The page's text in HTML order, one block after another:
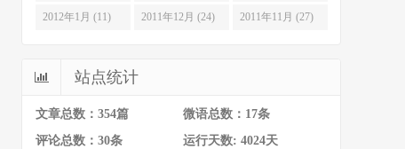
2012年1月 (11) 2011年12月 (24) 2011年11月 (27)
站点统计
文章总数：354篇
微语总数：17条
评论总数：30条
运行天数: 4024天